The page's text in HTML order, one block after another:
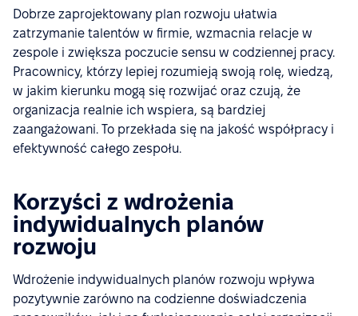
Dobrze zaprojektowany plan rozwoju ułatwia
zatrzymanie talentów w firmie, wzmacnia relacje w
zespole i zwiększa poczucie sensu w codziennej pracy.
Pracownicy, którzy lepiej rozumieją swoją rolę, wiedzą,
w jakim kierunku mogą się rozwijać oraz czują, że
organizacja realnie ich wspiera, są bardziej
zaangażowani. To przekłada się na jakość współpracy i
efektywność całego zespołu.
Korzyści z wdrożenia
indywidualnych planów
rozwoju
Wdrożenie indywidualnych planów rozwoju wpływa
pozytywnie zarówno na codzienne doświadczenia